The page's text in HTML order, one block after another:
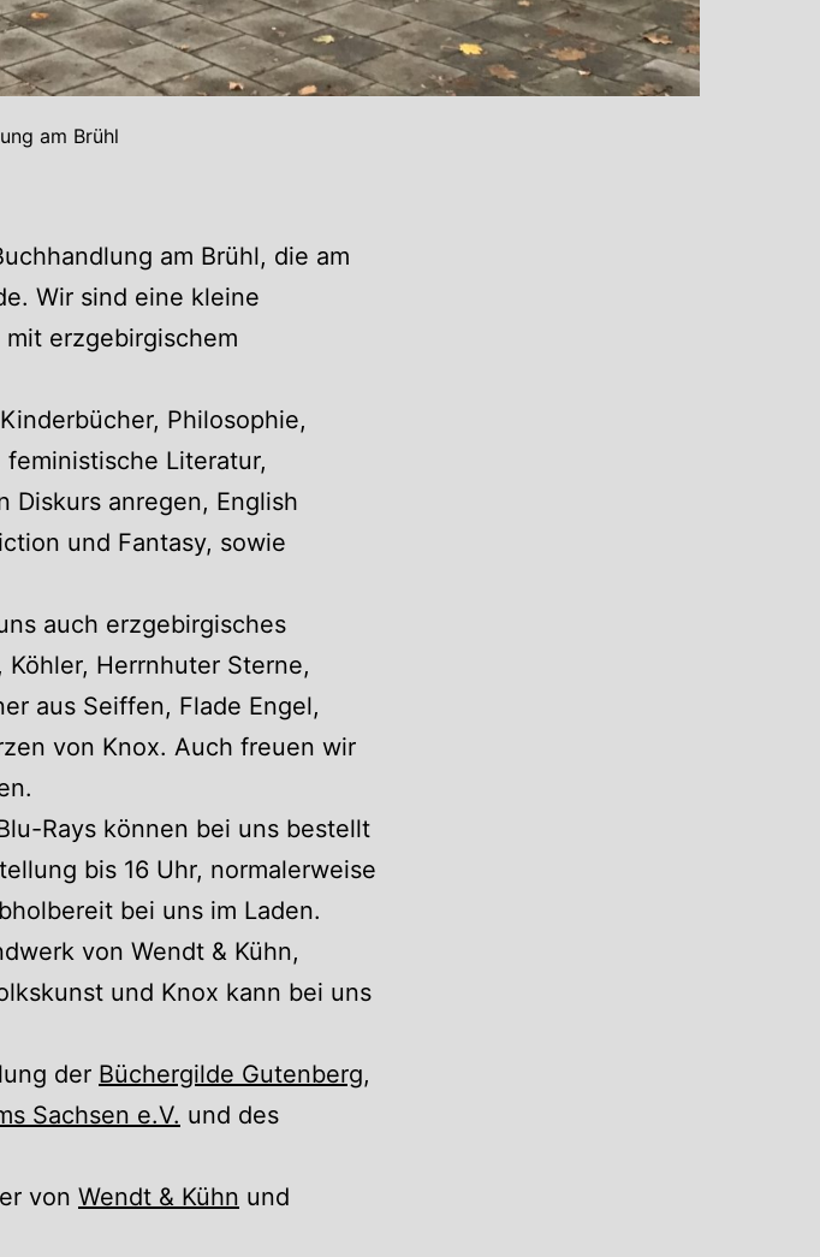
am Brühl
am Brühl, die am
Wir sind eine kleine
erzgebirgischem
Philosophie,
Literatur,
Diskurs anregen, English
und Fantasy, sowie
auch erzgebirgisches
Herrnhuter Sterne,
aus Seiffen, Flade Engel,
von Knox. Auch freuen wir
Rays können bei uns bestellt
bis 16 Uhr, normalerweise
bei uns im Laden.
von Wendt & Kühn,
und Knox kann bei uns
der Büchergilde Gutenberg,
Sachsen e.V. und des
von Wendt & Kühn und